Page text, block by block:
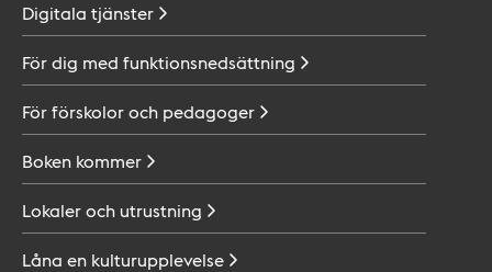
Digitala tjänster
För dig med funktionsnedsättning
För förskolor och pedagoger
Boken kommer
Lokaler och utrustning
Låna en kulturupplevelse